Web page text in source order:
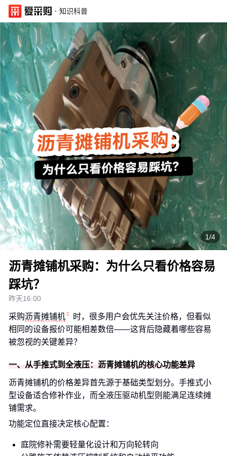
· 知识科普
1/4
沥青摊铺机采购：为什么只看价格容易
踩坑？
昨天16:00
采购沥青摊铺机
时，很多用户会优先关注价格，但看似
相同的设备报价可能相差数倍——这背后隐藏着哪些容易
被忽视的关键差异？
一、从手推式到全液压：沥青摊铺机的核心功能差异
沥青摊铺机的价格差异首先源于基础类型划分。手推式小
型设备适合修补作业，而全液压驱动机型则能满足连续摊
铺需求。
功能定位直接决定核心配置：
庭院修补需要轻量化设计和万向轮转向